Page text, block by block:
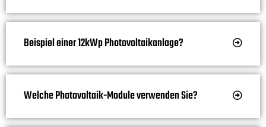
Beispiel einer 12kWp Photovoltaikanlage?
Welche Photovoltaik-Module verwenden Sie?